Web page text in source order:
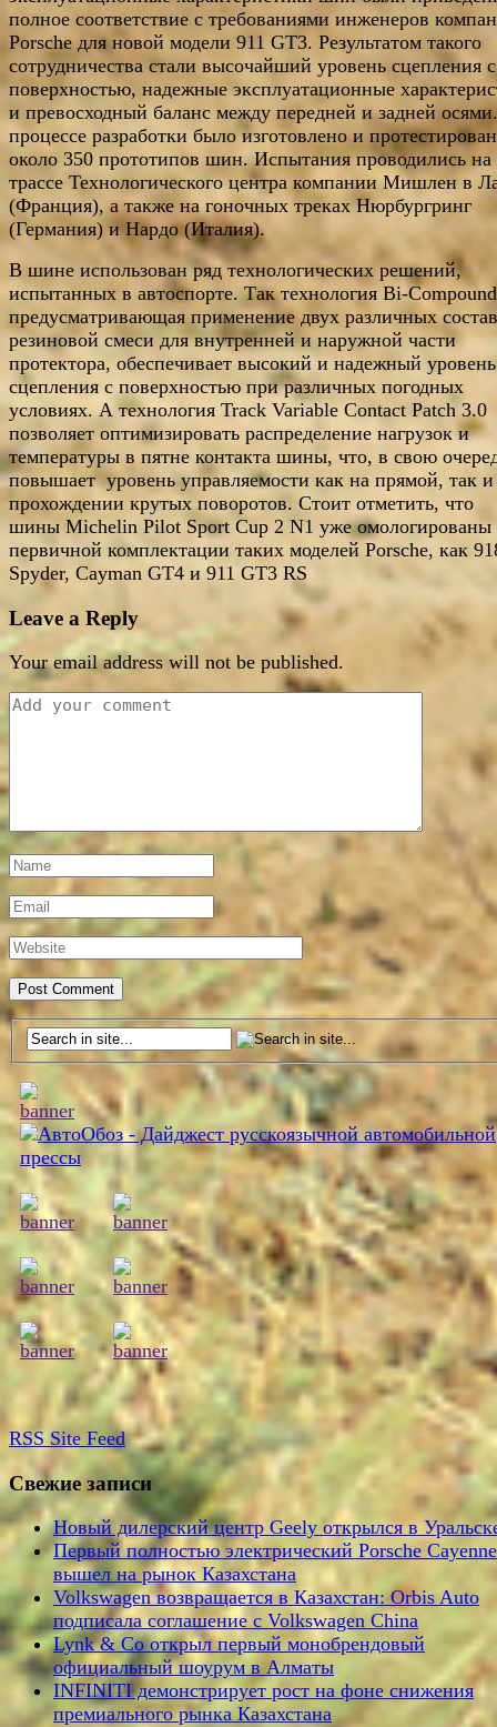
полное соответствие с требованиями инженеров
Porsche для новой модели 911 GT3. Результатом такого
сотрудничества стали высочайший уровень сцепления с
поверхностью, надежные эксплуатационные
и превосходный баланс между передней и задней
процессе разработки было изготовлено и
около 350 прототипов шин. Испытания проводились на
трассе Технологического центра компании Мишлен в
(Франция), а также на гоночных треках Нюрбургринг
(Германия) и Нардо (Италия).
В шине использован ряд технологических решений,
испытанных в автоспорте. Так технология Bi-
предусматривающая применение двух различных
резиновой смеси для внутренней и наружной части
протектора, обеспечивает высокий и надежный уровень
сцепления с поверхностью при различных погодных
условиях. А технология Track Variable Contact Patch 3.0
позволяет оптимизировать распределение нагрузок и
температуры в пятне контакта шины, что, в свою
повышает уровень управляемости как на прямой, так
прохождении крутых поворотов. Стоит отметить, что
шины Michelin Pilot Sport Cup 2 N1 уже омологированы
первичной комплектации таких моделей Porsche, как
Spyder, Cayman GT4 и 911 GT3 RS
Leave a Reply
Your email address will not be published.
RSS Site Feed
Свежие записи
Новый дилерский центр Geely открылся в
Первый полностью электрический Porsche Cayenne
вышел на рынок Казахстана
Volkswagen возвращается в Казахстан: Orbis Auto
подписала соглашение с Volkswagen China
Lynk & Co открыл первый монобрендовый
официальный шоурум в Алматы
INFINITI демонстрирует рост на фоне снижения
премиального рынка Казахстана